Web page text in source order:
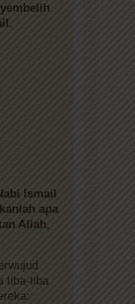
Ismail
apa
Allah,
tiba-tiba